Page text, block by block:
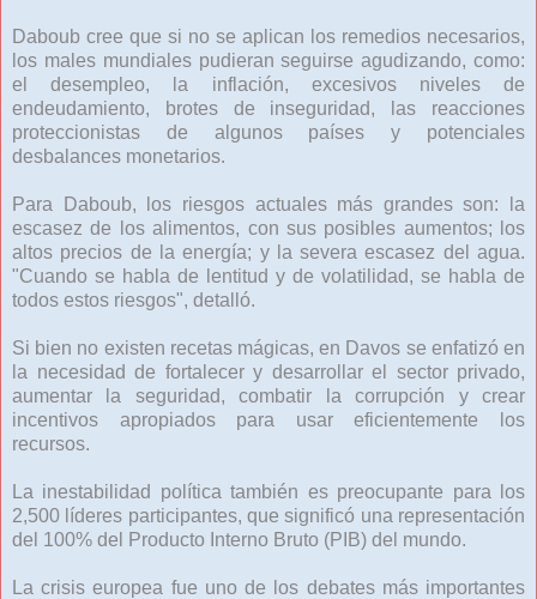
Daboub cree que si no se aplican los remedios necesarios,
los males mundiales pudieran seguirse agudizando, como:
el desempleo, la inflación, excesivos niveles de
endeudamiento, brotes de inseguridad, las reacciones
proteccionistas de algunos países y potenciales
desbalances monetarios.
Para Daboub, los riesgos actuales más grandes son: la
escasez de los alimentos, con sus posibles aumentos; los
altos precios de la energía; y la severa escasez del agua.
"Cuando se habla de lentitud y de volatilidad, se habla de
todos estos riesgos", detalló.
Si bien no existen recetas mágicas, en Davos se enfatizó en
la necesidad de fortalecer y desarrollar el sector privado,
aumentar la seguridad, combatir la corrupción y crear
incentivos apropiados para usar eficientemente los
recursos.
La inestabilidad política también es preocupante para los
2,500 líderes participantes, que significó una representación
del 100% del Producto Interno Bruto (PIB) del mundo.
La crisis europea fue uno de los debates más importantes